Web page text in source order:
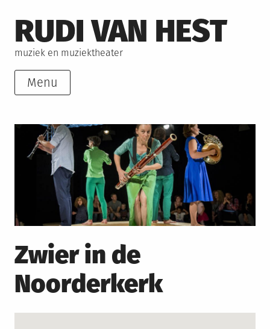
to
content
RUDI VAN HEST
muziek en muziektheater
Menu
Zwier in de
Noorderkerk